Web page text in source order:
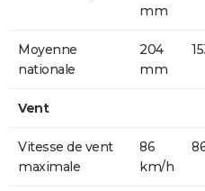
mm
Moyenne
nationale
204
mm
Vent
Vitesse de vent
maximale
86
km/h